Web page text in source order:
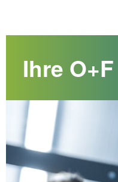
Ihre